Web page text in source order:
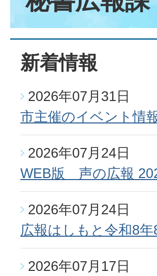
新着情報
2026年07月31日
市主催のイベント情
2026年07月24日
WEB版 声の広報
2026年07月24日
広報はしもと令和8
2026年07月17日